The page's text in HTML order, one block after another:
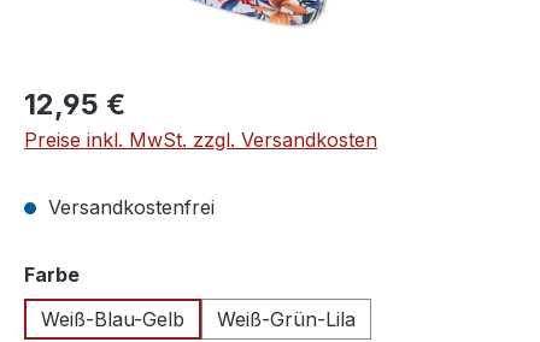
Regulärer Preis:
12,95 €
Preise inkl. MwSt. zzgl. Versandkosten
Versandkostenfrei
Farbeauswählen
Weiß-Blau-Gelb
Weiß-Grün-Lila